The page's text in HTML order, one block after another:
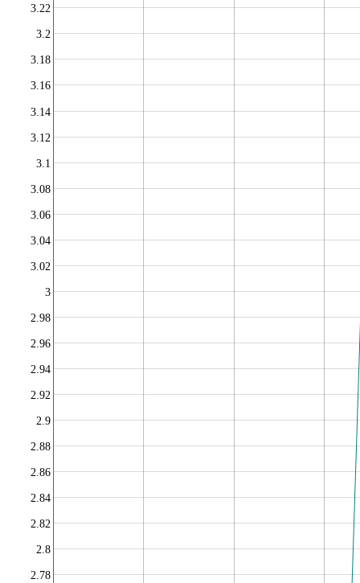
2.78
2.8
2.82
2.84
2.86
2.88
2.9
2.92
2.94
2.96
2.98
3
3.02
3.04
3.06
3.08
3.1
3.12
3.14
3.16
3.18
3.2
3.22